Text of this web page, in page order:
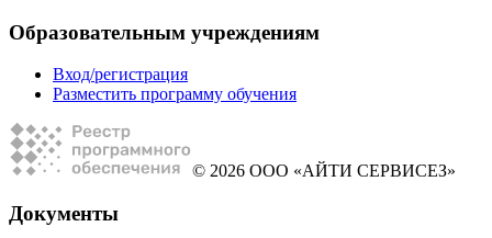
Образовательным учреждениям
Вход/регистрация
Разместить программу обучения
© 2026 ООО «АЙТИ СЕРВИСЕЗ»
Документы